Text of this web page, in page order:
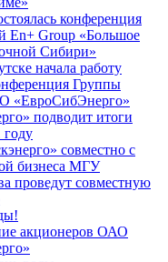
конференция
En+ Group «Большое
Сибири»
начала работу
Группы
«ЕвроСибЭнерго»
подводит итоги
году
совместно с
бизнеса МГУ
проведут совместную
акционеров ОАО